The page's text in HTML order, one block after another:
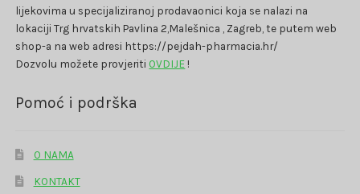
lijekovima u specijaliziranoj prodavaonici koja se nalazi na
lokaciji Trg hrvatskih Pavlina 2,Malešnica , Zagreb, te putem web
shop-a na web adresi https://pejdah-pharmacia.hr/
Dozvolu možete provjeriti OVDIJE !
Pomoć i podrška
O NAMA
KONTAKT